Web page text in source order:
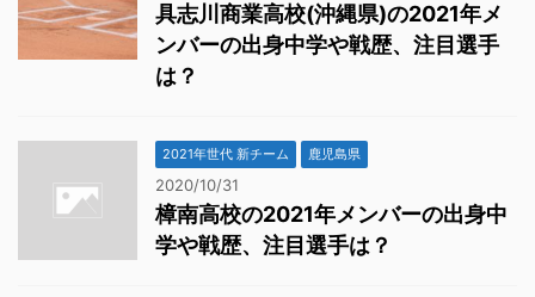
具志川商業高校(沖縄県)の2021年メ
ンバーの出身中学や戦歴、注目選手
は？
2021年世代 新チーム 鹿児島県
2020/10/31
樟南高校の2021年メンバーの出身中
学や戦歴、注目選手は？